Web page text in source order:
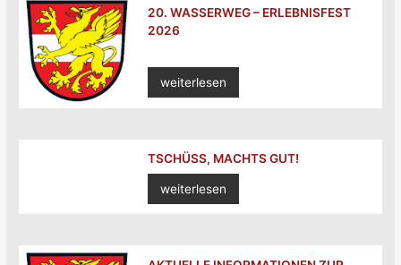
20. WASSERWEG – ERLEBNISFEST
2026
weiterlesen
TSCHÜSS, MACHTS GUT!
weiterlesen